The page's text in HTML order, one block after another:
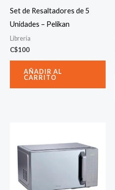
Set de Resaltadores de 5
Unidades – Pelikan
Librería
C$100
AÑADIR AL
CARRITO